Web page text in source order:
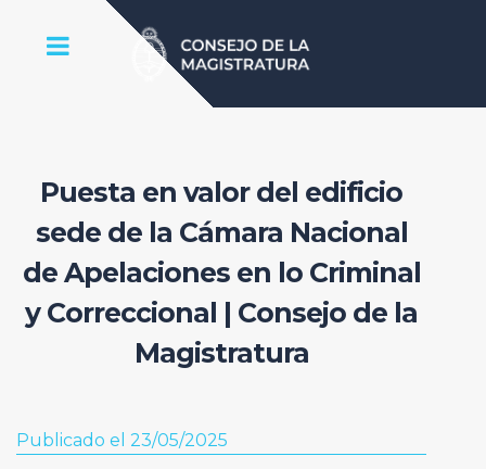
Puesta en valor del edificio
sede de la Cámara Nacional
de Apelaciones en lo Criminal
y Correccional | Consejo de la
Magistratura
Publicado el 23/05/2025